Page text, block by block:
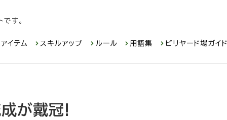
す。
イテム スキルアップ ルール 用語集 ビリヤード場ガイド
が戴冠!